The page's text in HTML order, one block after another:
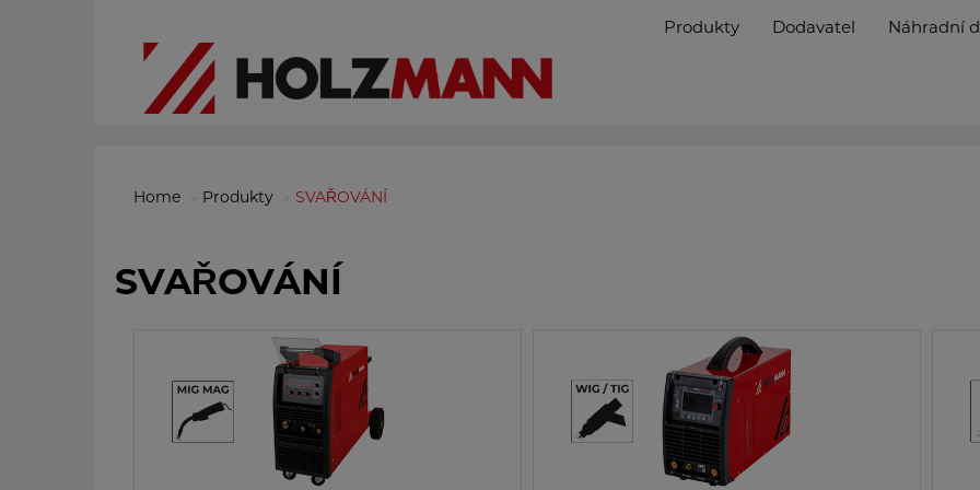
Produkty Dodavatel Náhradní
Home Produkty SVAŘOVÁNÍ
SVAŘOVÁNÍ